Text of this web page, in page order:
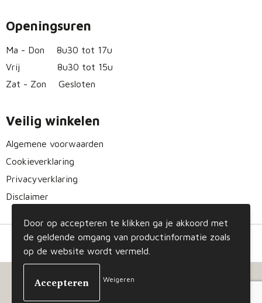
Openingsuren
Ma - Don
8u30 tot 17u
Vrij
8u30 tot 15u
Zat - Zon
Gesloten
Veilig winkelen
Algemene voorwaarden
Cookieverklaring
Privacyverklaring
Disclaimer
© Copyright Gizmo 2023
Door op accepteren te klikken ga je akkoord met
de geldende omgang van productinformatie zoals
op de website wordt vermeld.
Weigeren